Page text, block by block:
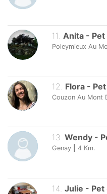
11 Anita -
Poleymieux Au
12. Flora -
Couzon Au Mont
13. Wendy -
Genay 4 Km.
14 Julie - Pet